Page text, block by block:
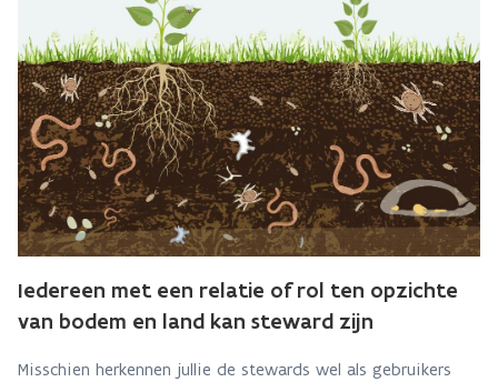
Iedereen met een relatie of rol ten opzichte
van bodem en land kan steward zijn
Misschien herkennen jullie de stewards wel als gebruikers